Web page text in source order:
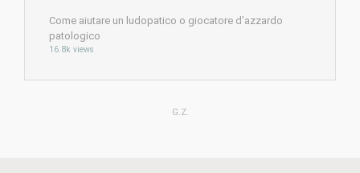
Come aiutare un ludopatico o giocatore d’azzardo
patologico
16.8k views
G.Z.